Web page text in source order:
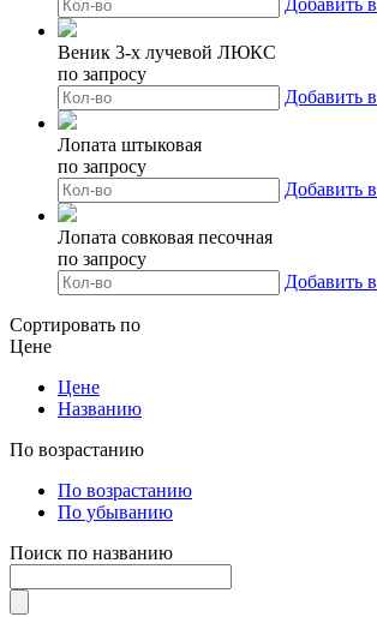
Веник 3-х лучевой ЛЮКС
по запросу
Добавить
Лопата штыковая
по запросу
Добавить
Лопата совковая песочная
по запросу
Добавить
Сортировать по
Цене
Цене
Названию
По возрастанию
По возрастанию
По убыванию
Поиск по названию